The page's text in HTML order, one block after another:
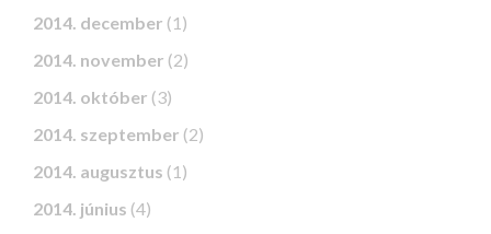
2014. december (1)
2014. november (2)
2014. október (3)
2014. szeptember (2)
2014. augusztus (1)
2014. június (4)